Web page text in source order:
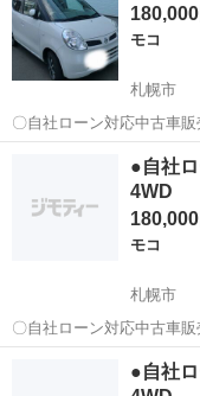
180,000
モコ
札幌市
〇自社ローン対応中古車販売〇 ■車両本体価格：180,000
ー名：日産 ■車種名：モ
離：137,211km ■色名：
モコ
●自社
4WD
180,000
モコ
札幌市
〇自社ローン対応中古車販売〇 ☆どなたでもローン
☆ １、勤続年数の
される主婦の方や派遣社
モコ
●自社